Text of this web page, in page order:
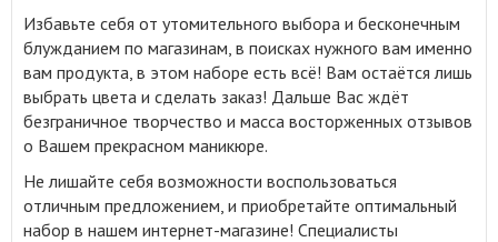
Избавьте себя от утомительного выбора и бесконечным
блужданием по магазинам, в поисках нужного вам именно
вам продукта, в этом наборе есть всё! Вам остаётся лишь
выбрать цвета и сделать заказ! Дальше Вас ждёт
безграничное творчество и масса восторженных отзывов
о Вашем прекрасном маникюре.
Не лишайте себя возможности воспользоваться
отличным предложением, и приобретайте оптимальный
набор в нашем интернет-магазине! Специалисты